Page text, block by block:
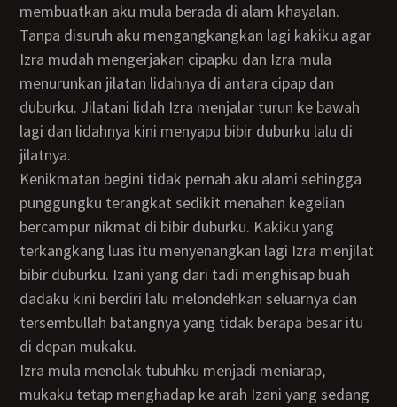
membuatkan aku mula berada di alam khayalan.
Tanpa disuruh aku mengangkangkan lagi kakiku agar
Izra mudah mengerjakan cipapku dan Izra mula
menurunkan jilatan lidahnya di antara cipap dan
duburku. Jilatani lidah Izra menjalar turun ke bawah
lagi dan lidahnya kini menyapu bibir duburku lalu di
jilatnya.
Kenikmatan begini tidak pernah aku alami sehingga
punggungku terangkat sedikit menahan kegelian
bercampur nikmat di bibir duburku. Kakiku yang
terkangkang luas itu menyenangkan lagi Izra menjilat
bibir duburku. Izani yang dari tadi menghisap buah
dadaku kini berdiri lalu melondehkan seluarnya dan
tersembullah batangnya yang tidak berapa besar itu
di depan mukaku.
Izra mula menolak tubuhku menjadi meniarap,
mukaku tetap menghadap ke arah Izani yang sedang